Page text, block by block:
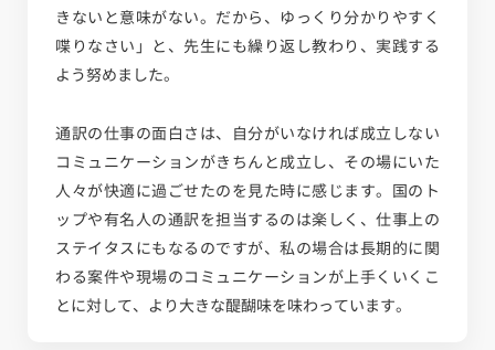
きないと意味がない。だから、ゆっくり分かりやすく
喋りなさい」と、先生にも繰り返し教わり、実践する
よう努めました。
通訳の仕事の面白さは、自分がいなければ成立しない
コミュニケーションがきちんと成立し、その場にいた
人々が快適に過ごせたのを見た時に感じます。国のト
ップや有名人の通訳を担当するのは楽しく、仕事上の
ステイタスにもなるのですが、私の場合は長期的に関
わる案件や現場のコミュニケーションが上手くいくこ
とに対して、より大きな醍醐味を味わっています。